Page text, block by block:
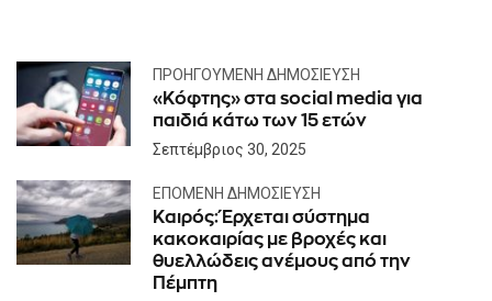
ΠΡΟΗΓΟΎΜΕΝΗ ΔΗΜΟΣΊΕΥΣΗ
«Κόφτης» στα social media για
παιδιά κάτω των 15 ετών
Σεπτέμβριος 30, 2025
ΕΠΌΜΕΝΗ ΔΗΜΟΣΊΕΥΣΗ
Καιρός: Έρχεται σύστημα
κακοκαιρίας με βροχές και
θυελλώδεις ανέμους από την
Πέμπτη